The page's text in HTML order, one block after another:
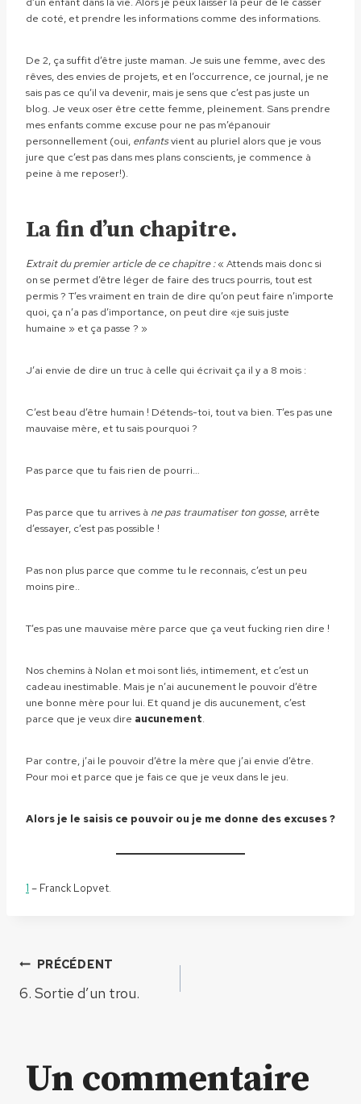
de coté, et prendre les informations comme des informations.
De 2, ça suffit d’être juste maman. Je suis une femme, avec des
rêves, des envies de projets, et en l’occurrence, ce journal, je ne
sais pas ce qu’il va devenir, mais je sens que c’est pas juste un
blog. Je veux oser être cette femme, pleinement. Sans prendre
mes enfants comme excuse pour ne pas m’épanouir
personnellement (oui, enfantsvient au pluriel alors que je vous
jure que c’est pas dans mes plans conscients, je commence à
peine à me reposer!).
La fin d’un chapitre.
Extrait du premier article de ce chapitre :« Attends mais donc si
on se permet d’être léger de faire des trucs pourris, tout est
permis ? T’es vraiment en train de dire qu’on peut faire n’importe
quoi, ça n’a pas d’importance, on peut dire «je suis juste
humaine » et ça passe ? »
J’ai envie de dire un truc à celle qui écrivait ça il y a 8 mois :
C’est beau d’être humain ! Détends-toi, tout va bien. T’es pas une
mauvaise mère, et tu sais pourquoi ?
Pas parce que tu fais rien de pourri…
Pas parce que tu arrives à ne pas traumatiser ton gosse, arrête
d’essayer, c’est pas possible !
Pas non plus parce que comme tu le reconnais, c’est un peu
moins pire..
T’es pas une mauvaise mère parce que ça veut fucking rien dire !
Nos chemins à Nolan et moi sont liés, intimement, et c’est un
cadeau inestimable. Mais je n’ai aucunement le pouvoir d’être
une bonne mère pour lui. Et quand je dis aucunement, c’est
parce que je veux dire aucunement.
Par contre, j’ai le pouvoir d’être la mère que j’ai envie d’être.
Pour moi et parce que je fais ce que je veux dans le jeu.
Alors je le saisis ce pouvoir ou je me donne des excuses ?
1 – Franck Lopvet.
Navigation
l’article
PRÉCÉDENT
6. Sortie d’un trou.
Un commentaire